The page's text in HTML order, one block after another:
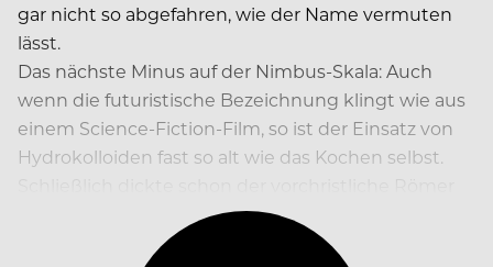
gar nicht so abgefahren, wie der Name vermuten
lässt.
Das nächste Minus auf der Nimbus-Skala: Auch
wenn die futuristische Bezeichnung klingt wie aus
einem Science-Fiction-Film, so ist der Einsatz von
Hydrokolloiden fast so alt wie das Kochen selbst.